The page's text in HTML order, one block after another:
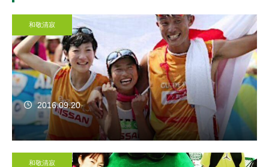
和敬清寂
2016.09.20
和敬清寂